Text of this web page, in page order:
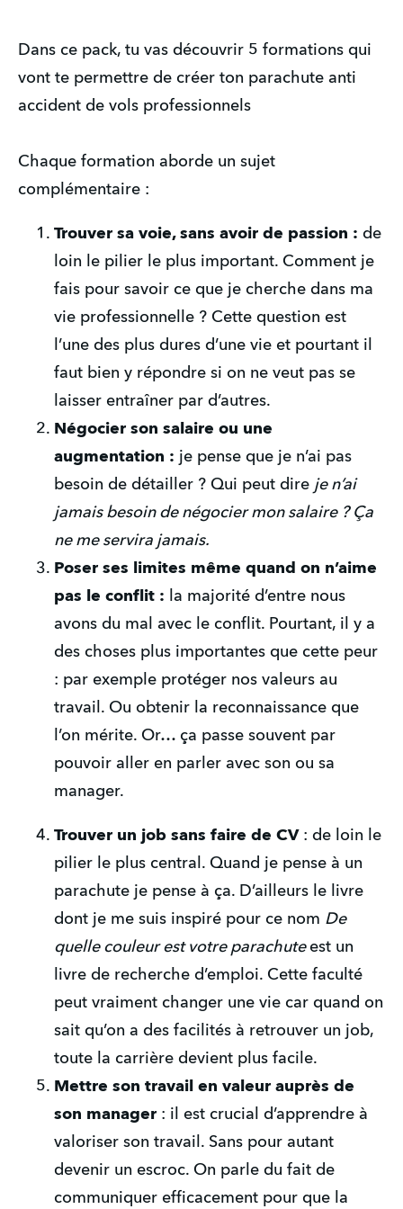
Dans ce pack, tu vas découvrir 5 formations qui
vont te permettre de créer ton parachute anti
accident de vols professionnels
Chaque formation aborde un sujet
complémentaire :
Trouver sa voie, sans avoir de passion : de
loin le pilier le plus important. Comment je
fais pour savoir ce que je cherche dans ma
vie professionnelle ? Cette question est
l’une des plus dures d’une vie et pourtant il
faut bien y répondre si on ne veut pas se
laisser entraîner par d’autres.
Négocier son salaire ou une
augmentation : je pense que je n’ai pas
besoin de détailler ? Qui peut dire je n’ai
jamais besoin de négocier mon salaire ? Ça
ne me servira jamais.
Poser ses limites même quand on n’aime
pas le conflit :
la majorité d’entre nous
avons du mal avec le conflit. Pourtant, il y a
des choses plus importantes que cette peur
: par exemple protéger nos valeurs au
travail. Ou obtenir la reconnaissance que
l’on mérite. Or… ça passe souvent par
pouvoir aller en parler avec son ou sa
manager.
Trouver un job sans faire de CV : de loin le
pilier le plus central. Quand je pense à un
parachute je pense à ça. D’ailleurs le livre
dont je me suis inspiré pour ce nom De
quelle couleur est votre parachute est un
livre de recherche d’emploi. Cette faculté
peut vraiment changer une vie car quand on
sait qu’on a des facilités à retrouver un job,
toute la carrière devient plus facile.
Mettre son travail en valeur auprès de
son manager : il est crucial d’apprendre à
valoriser son travail. Sans pour autant
devenir un escroc. On parle du fait de
communiquer efficacement pour que la